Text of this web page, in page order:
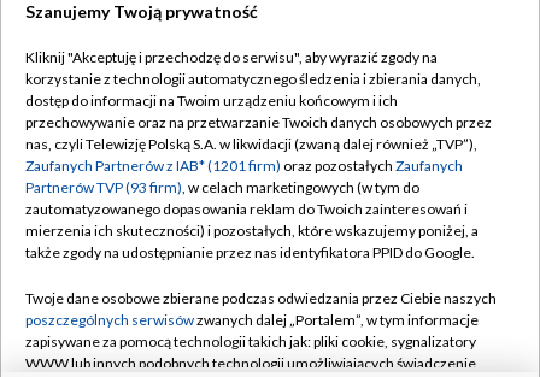
TVP
Abonament TVP
Emisja w TVP
Centrum informacji TVP
Naziemna Telewizja Cyfrowa
Rada Programowa
System NOS
Regulamin TVP
Polityka prywatności
Moje zgody
Pomoc
Kontakt
Szanujemy Twoją prywatność
Kliknij "Akceptuję i przechodzę do serwisu", aby wyrazić zgody na
korzystanie z technologii automatycznego śledzenia i zbierania danych,
dostęp do informacji na Twoim urządzeniu końcowym i ich
przechowywanie oraz na przetwarzanie Twoich danych osobowych przez
nas, czyli Telewizję Polską S.A. w likwidacji (zwaną dalej również „TVP”),
Zaufanych Partnerów z IAB* (1201 firm) oraz pozostałych Zaufanych
Partnerów TVP (93 firm), w celach marketingowych (w tym do
zautomatyzowanego dopasowania reklam do Twoich zainteresowań i
mierzenia ich skuteczności) i pozostałych, które wskazujemy poniżej, a
także zgody na udostępnianie przez nas identyfikatora PPID do Google.
Twoje dane osobowe zbierane podczas odwiedzania przez Ciebie naszych
poszczególnych serwisówzwanych dalej „Portalem”, w tym informacje
zapisywane za pomocą technologii takich jak: pliki cookie, sygnalizatory
WWW lub innych podobnych technologii umożliwiających świadczenie